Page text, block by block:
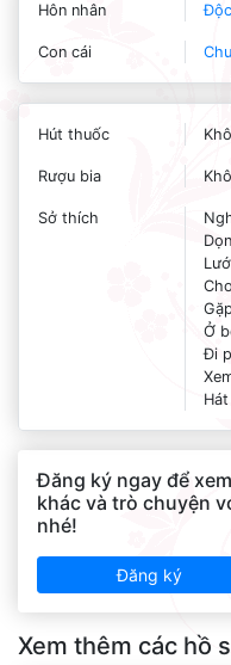
Hôn nhân
Con cái
Hút thuốc
Rượu bia
Sở thích
Ở
Đi
Hát
Đăng ký ngay để
khác và trò chuyện
nhé!
Đăng ký
Xem thêm các hồ